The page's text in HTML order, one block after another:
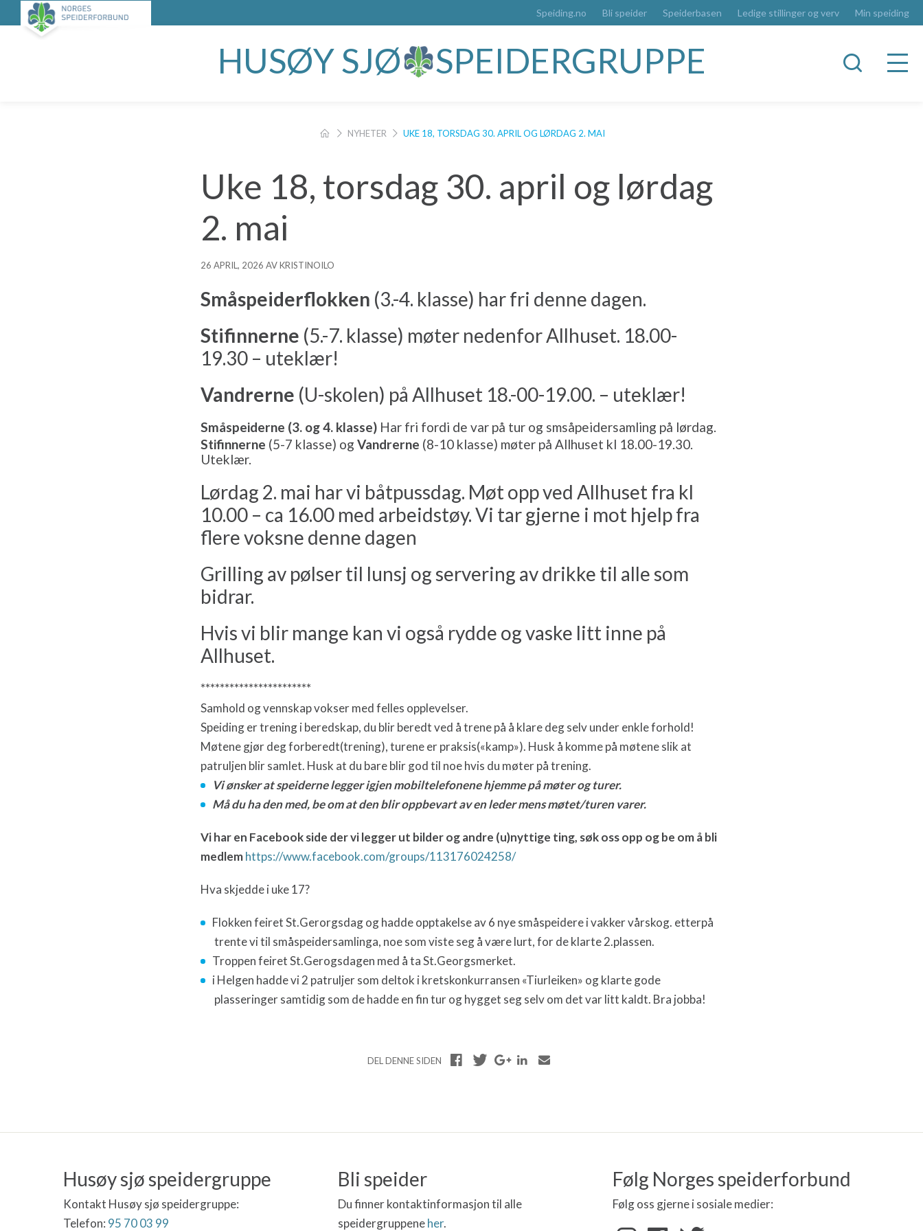
Speiding.no Bli speider Speiderbasen Ledige stillinger og verv Min speiding
HUSØY SJØ SPEIDERGRUPPE
NYHETER UKE 18, TORSDAG 30. APRIL OG LØRDAG 2. MAI
Uke 18, torsdag 30. april og lørdag
2. mai
26 APRIL, 2026 AV KRISTINOILO
Småspeiderflokken (3.-4. klasse) har fri denne dagen.
Stifinnerne (5.-7. klasse) møter nedenfor Allhuset. 18.00-
19.30 – uteklær!
Vandrerne (U-skolen) på Allhuset 18.-00-19.00. – uteklær!
Småspeiderne (3. og 4. klasse) Har fri fordi de var på tur og smsåpeidersamling på lørdag.
Stifinnerne (5-7 klasse) og Vandrerne (8-10 klasse) møter på Allhuset kl 18.00-19.30.
Uteklær.
Lørdag 2. mai har vi båtpussdag. Møt opp ved Allhuset fra kl
10.00 – ca 16.00 med arbeidstøy. Vi tar gjerne i mot hjelp fra
flere voksne denne dagen
Grilling av pølser til lunsj og servering av drikke til alle som
bidrar.
Hvis vi blir mange kan vi også rydde og vaske litt inne på
Allhuset.
***********************
Samhold og vennskap vokser med felles opplevelser.
Speiding er trening i beredskap, du blir beredt ved å trene på å klare deg selv under enkle forhold!
Møtene gjør deg forberedt(trening), turene er praksis(«kamp»). Husk å komme på møtene slik at
patruljen blir samlet. Husk at du bare blir god til noe hvis du møter på trening.
Vi ønsker at speiderne legger igjen mobiltelefonene hjemme på møter og turer.
Må du ha den med, be om at den blir oppbevart av en leder mens møtet/turen varer.
Vi har en Facebook side der vi legger ut bilder og andre (u)nyttige ting, søk oss opp og be om å bli
medlemhttps://www.facebook.com/groups/113176024258/
Hva skjedde i uke 17?
Flokken feiret St.Gerorgsdag og hadde opptakelse av 6 nye småspeidere i vakker vårskog. etterpå
trente vi til småspeidersamlinga, noe som viste seg å være lurt, for de klarte 2.plassen.
Troppen feiret St.Gerogsdagen med å ta St.Georgsmerket.
i Helgen hadde vi 2 patruljer som deltok i kretskonkurransen «Tiurleiken» og klarte gode
plasseringer samtidig som de hadde en fin tur og hygget seg selv om det var litt kaldt. Bra jobba!
DEL DENNE SIDEN
Husøy sjø speidergruppe
Kontakt Husøy sjø speidergruppe:
Telefon: 95 70 03 99
Bli speider
Du finner kontaktinformasjon til alle
speidergruppeneher.
Følg Norges speiderforbund
Følg oss gjerne i sosiale medier: